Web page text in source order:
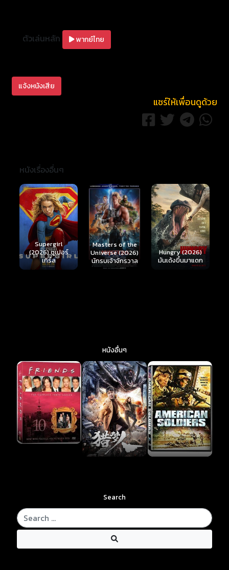
ตัวเล่นหลัก พากย์ไทย
แจ้งหนังเสีย
แชร์ให้เพื่อนดูด้วย
หนังเรื่องอื่นๆ
Masters of the
Universe (2026)
นักรบเจ้าจักรวาล
Hungry (2026)
มันเด้งขึ้นมาแดก
Ready or Not 2:
Here I Come
(2026) เกมพร้อม
ตาย 2
หนังอื่นๆ
Search